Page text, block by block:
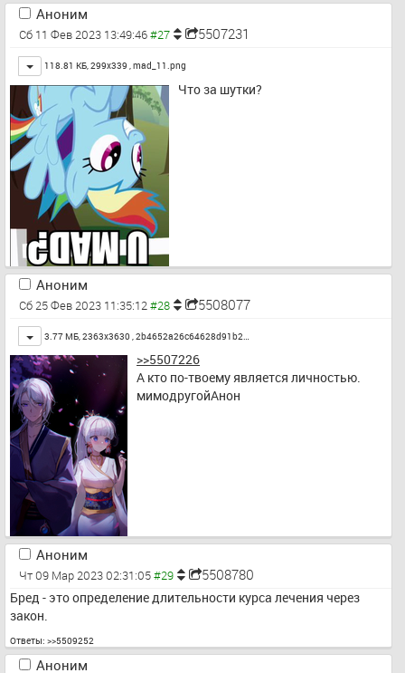
Аноним
Сб 11 Фев 2023 13:49:46 5507231
Toggle
118.81 КБ, 299x339 ,mad_11.png
Что за шутки?
Аноним
Сб 25 Фев 2023 11:35:12 5508077
Toggle
3.77 МБ, 2363x3630 , 2b4652a26c64628d91b2…
>>5507226
А кто по-твоему является личностью.
мимодругойАнон
Аноним
Чт 09 Мар 2023 02:31:05 5508780
Бред - это определение длительности курса лечения через
закон.
Ответы: >>5509252
Аноним